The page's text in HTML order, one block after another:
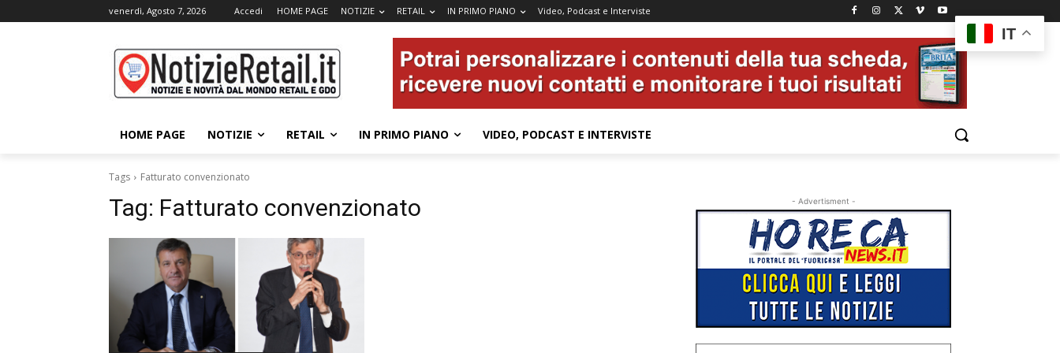
venerdì, Agosto 7, 2026 Accedi HOME PAGE NOTIZIE RETAIL IN PRIMO PIANO Video, Podcast e Interviste
HOME PAGE NOTIZIE RETAIL IN PRIMO PIANO VIDEO, PODCAST E INTERVISTE
Tags Fatturato convenzionato
Tag: Fatturato convenzionato - Advertisment -
IT